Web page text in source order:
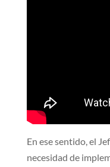
En ese sentido, el
necesidad de